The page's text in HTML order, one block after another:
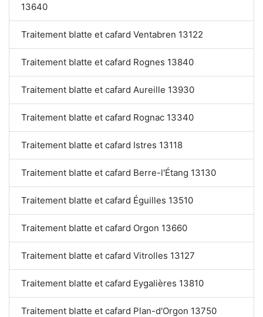
13640
Traitement blatte et cafard Ventabren 13122
Traitement blatte et cafard Rognes 13840
Traitement blatte et cafard Aureille 13930
Traitement blatte et cafard Rognac 13340
Traitement blatte et cafard Istres 13118
Traitement blatte et cafard Berre-l'Étang 13130
Traitement blatte et cafard Éguilles 13510
Traitement blatte et cafard Orgon 13660
Traitement blatte et cafard Vitrolles 13127
Traitement blatte et cafard Eygalières 13810
Traitement blatte et cafard Plan-d'Orgon 13750